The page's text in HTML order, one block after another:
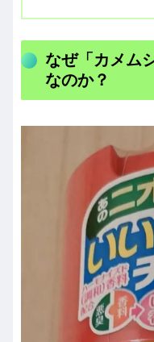
なぜ「カメム
なのか？